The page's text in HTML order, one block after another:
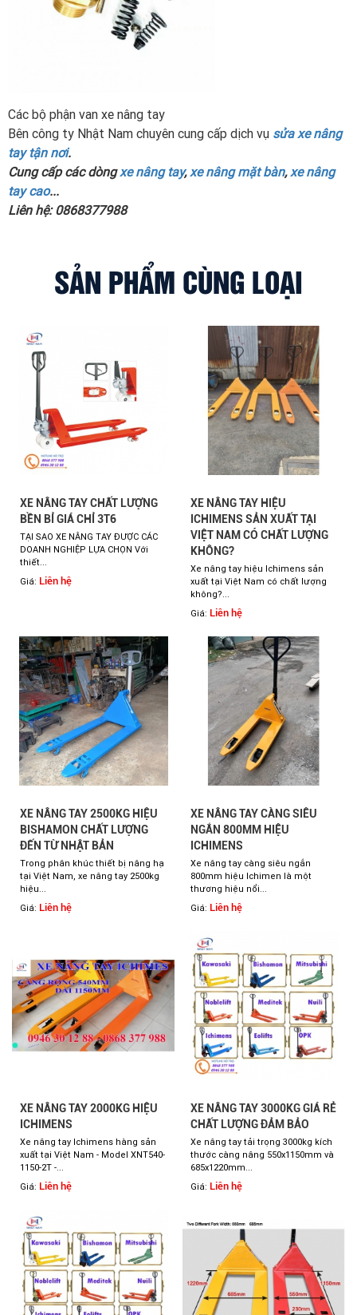
Các bộ phận van xe nâng tay
Bên công ty Nhật Nam chuyên cung cấp dịch vụ sửa xe nâng
tay tận nơi.
Cung cấp các dòngxe nâng tay,xe nâng mặt bàn,xe nâng
tay cao...
Liên hệ: 0868377988
SẢN PHẨM CÙNG LOẠI
XE NÂNG TAY CHẤT LƯỢNG
BỀN BỈ GIÁ CHỈ 3T6
TẠI SAO XE NÂNG TAY ĐƯỢC CÁC
DOANH NGHIỆP LỰA CHỌN Với
thiết...
Giá: Liên hệ
XE NÂNG TAY HIỆU
ICHIMENS SẢN XUẤT TẠI
VIỆT NAM CÓ CHẤT LƯỢNG
KHÔNG?
Xe nâng tay hiệu Ichimens sản
xuất tại Việt Nam có chất lượng
không?...
Giá: Liên hệ
XE NÂNG TAY 2500KG HIỆU
BISHAMON CHẤT LƯỢNG
ĐẾN TỪ NHẬT BẢN
Trong phân khúc thiết bị nâng hạ
tại Việt Nam, xe nâng tay 2500kg
hiệu...
Giá: Liên hệ
XE NÂNG TAY CÀNG SIÊU
NGẮN 800MM HIỆU
ICHIMENS
Xe nâng tay càng siêu ngắn
800mm hiệu Ichimen là một
thương hiệu nổi...
Giá: Liên hệ
XE NÂNG TAY 2000KG HIỆU
ICHIMENS
Xe nâng tay Ichimens hàng sản
xuất tại Việt Nam - Model XNT540-
1150-2T -...
Giá: Liên hệ
XE NÂNG TAY 3000KG GIÁ RẺ
CHẤT LƯỢNG ĐẢM BẢO
Xe nâng tay tải trọng 3000kg kích
thước càng nâng 550x1150mm và
685x1220mm...
Giá: Liên hệ